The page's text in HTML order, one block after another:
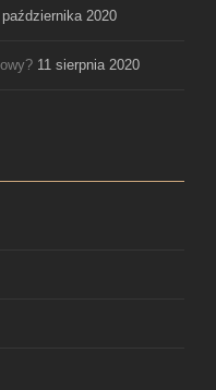
października 2020
11 sierpnia 2020